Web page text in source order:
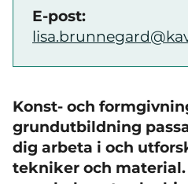
E-post:
Konst- och
grundutbildning
dig arbeta i och
tekniker och